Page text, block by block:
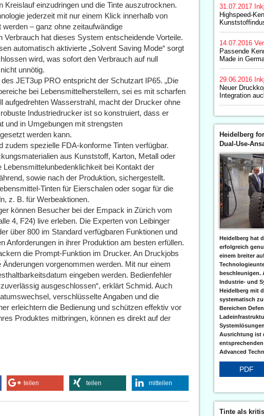
Kreislauf einzudringen und die Tinte auszutrocknen.
jederzeit mit nur einem Klick innerhalb von
– ganz ohne zeitaufwändige
Verbrauch hat dieses System entscheidende Vorteile.
automatisch aktivierte „Solvent Saving Mode“ sorgt
wird, was sofort den Verbrauch auf null
unnötig.
JET3up PRO entspricht der Schutzart IP65. „Die
bei Lebensmittelherstellern, sei es mit scharfen
aufgedrehten Wasserstrahl, macht der Drucker ohne
Industriedrucker ist so konstruiert, dass er
und in Umgebungen mit strengsten
werden kann.
zudem spezielle FDA-konforme Tinten verfügbar.
aus Kunststoff, Karton, Metall oder
bei Kontakt der
sowie nach der Produktion, sichergestellt.
Tinten für Eierschalen oder sogar für die
z. B. für Werbeaktionen.
können Besucher bei der Empack in Zürich vom
4, F24) live erleben. Die Experten von Leibinger
über 800 im Standard verfügbaren Funktionen und
Anforderungen in ihrer Produktion am besten erfüllen.
die Prompt-Funktion im Drucker. An Druckjobs
vorgenommen werden. Mit nur einem
eingeben werden. Bedienfehler
ausgeschlossen“, erklärt Schmid. Auch
verschlüsselte Angaben und die
erleichtern die Bedienung und schützen effektiv vor
Produktes mitbringen, können es direkt auf der
teilen teilen mitteilen
31.07.2017
Highspeed-
14.07.2016
Passende
Made in
29.06.2016
Neuer
Integration
Heidelberg
Dual-Use-
Heidelberg hat
erfolgreich
einem breiter
beschleunigen.
Industrie- und
Heidelberg mit
systematisch
Bereichen
Ausrichtung ist
Advanced
PDF
Tinte als